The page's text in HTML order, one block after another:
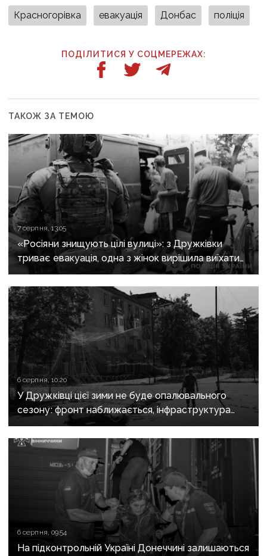
Красногорівка евакуація Донбас поліція
ПОДІЛИТИСЯ У СОЦМЕРЕЖАХ:
ТАКОЖ ЗА ТЕМОЮ
7 серпня, 13:05
«Росіяни знищують цілі вулиці»: з Дружківки
триває евакуація, одна з жінок вирішила виїхати
після загибелі чоловіка
6 серпня, 10:20
У Дружківці цієї зими не буде опалювального
сезону: фронт наближається, інфраструктура
критично зруйнована
6 серпня, 09:54
На підконтрольній Україні Донеччині залишаються